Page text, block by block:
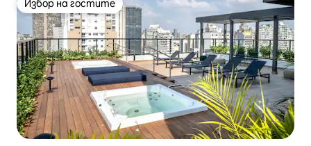
Избор на гостите
Избор на гостите